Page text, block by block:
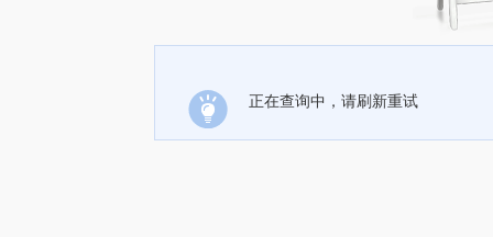
正在查询中，请刷新重试